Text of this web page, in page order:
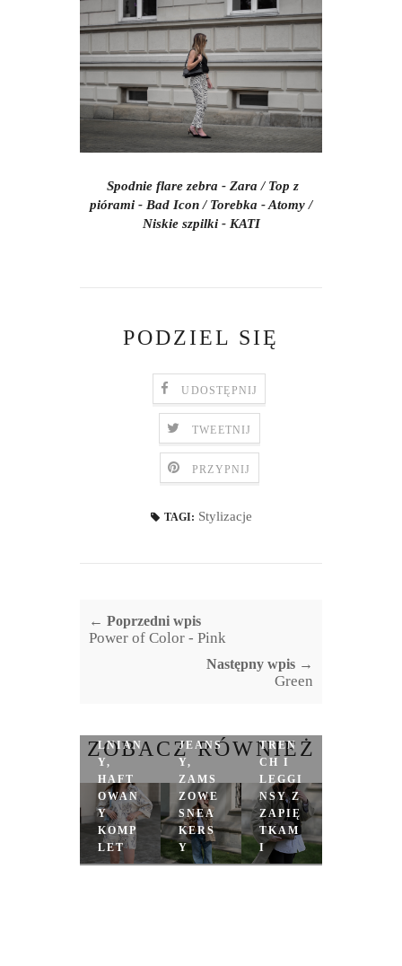
Spodnie flare zebra - Zara / Top z
piórami - Bad Icon / Torebka - Atomy /
Niskie szpilki - KATI
PODZIEL SIĘ
UDOSTĘPNIJ
TWEETNIJ
PRZYPNIJ
TAGI: Stylizacje
← Poprzedni wpis
Power of Color - Pink
Następny wpis →
Green
ZOBACZ RÓWNIEŻ
LNIAN
Y,
HAFT
OWAN
Y
KOMP
LET
JEANS
Y,
ZAMS
ZOWE
SNEA
KERS
Y
TREN
CH I
LEGGI
NSY Z
ZAPIĘ
TKAM
I